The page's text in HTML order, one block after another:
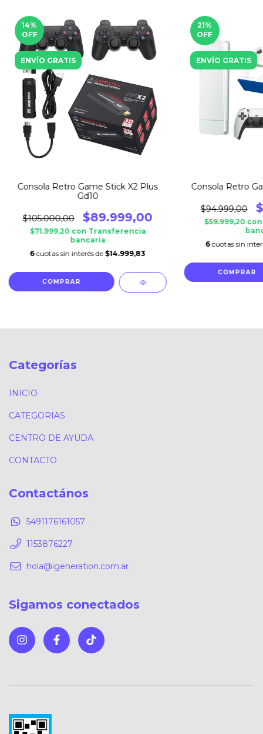
14%
OFF
ENVÍO GRATIS
Consola Retro Game Stick X2 Plus
Gd10
$105.000,00 $89.999,00
$71.999,20 con Transferencia
bancaria
6 cuotas sin interés de $14.999,83
21%
OFF
ENVÍO GRATIS
Consola Retro
$94.999,00
$59.999,20 con
6 cuotas sin
Categorías
INICIO
CATEGORIAS
CENTRO DE AYUDA
CONTACTO
Contactános
5491176161057
1153876227
hola@igeneration.com.ar
Sigamos conectados